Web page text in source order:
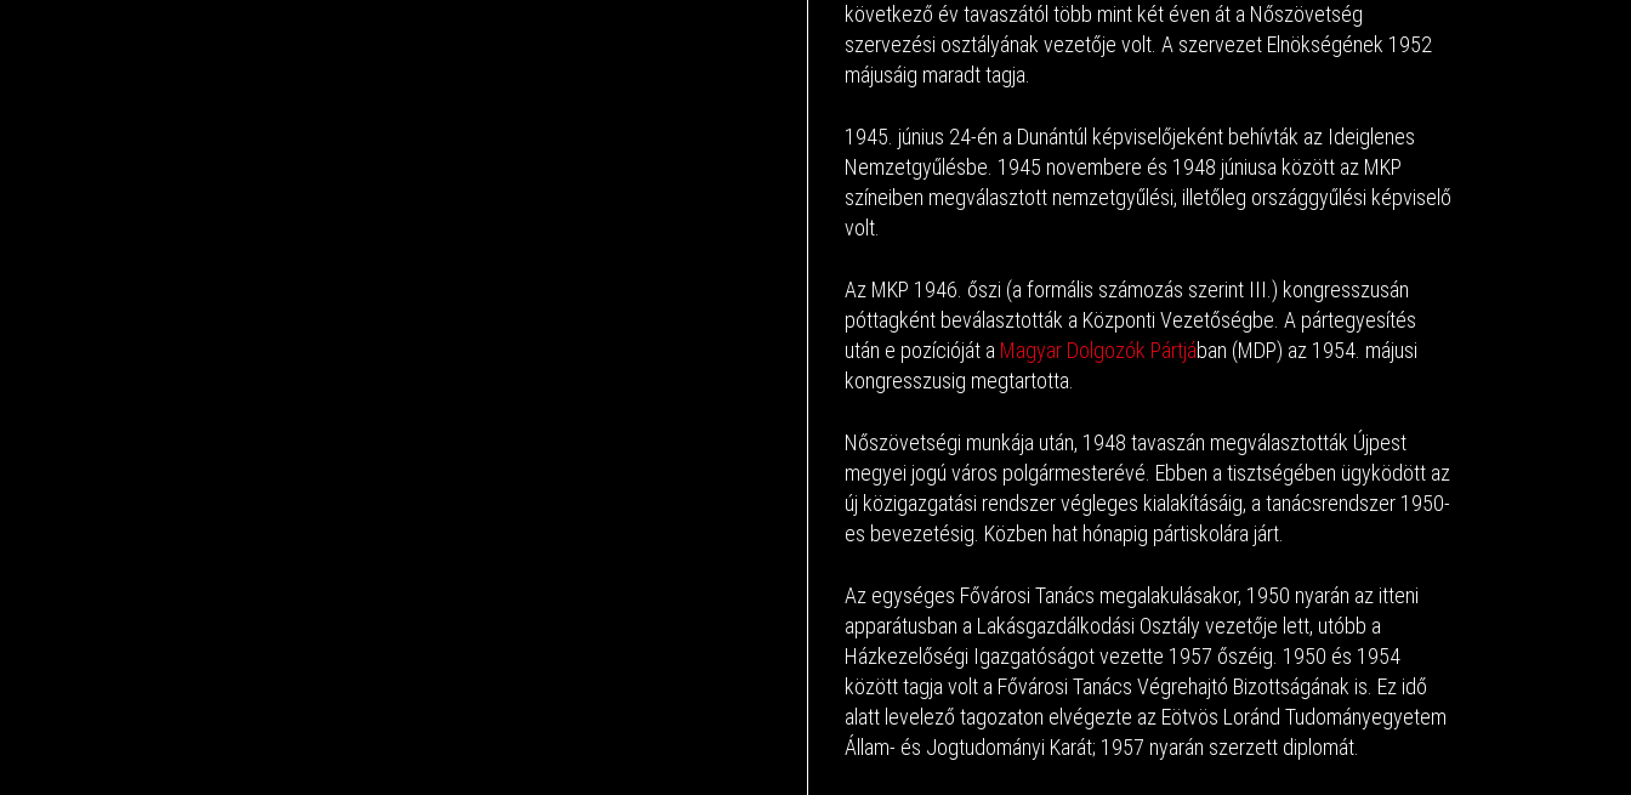
következő év tavaszától több mint két éven át a Nőszövetség
szervezési osztályának vezetője volt. A szervezet Elnökségének 1952
májusáig maradt tagja.
1945. június 24-én a Dunántúl képviselőjeként behívták az Ideiglenes
Nemzetgyűlésbe. 1945 novembere és 1948 júniusa között az MKP
színeiben megválasztott nemzetgyűlési, illetőleg országgyűlési képviselő
volt.
Az MKP 1946. őszi (a formális számozás szerint III.) kongresszusán
póttagként beválasztották a Központi Vezetőségbe. A pártegyesítés
után e pozícióját a Magyar Dolgozók Pártjában (MDP) az 1954. májusi
kongresszusig megtartotta.
Nőszövetségi munkája után, 1948 tavaszán megválasztották Újpest
megyei jogú város polgármesterévé. Ebben a tisztségében ügyködött az
új közigazgatási rendszer végleges kialakításáig, a tanácsrendszer 1950-
es bevezetésig. Közben hat hónapig pártiskolára járt.
Az egységes Fővárosi Tanács megalakulásakor, 1950 nyarán az itteni
apparátusban a Lakásgazdálkodási Osztály vezetője lett, utóbb a
Házkezelőségi Igazgatóságot vezette 1957 őszéig. 1950 és 1954
között tagja volt a Fővárosi Tanács Végrehajtó Bizottságának is. Ez idő
alatt levelező tagozaton elvégezte az Eötvös Loránd Tudományegyetem
Állam- és Jogtudományi Karát; 1957 nyarán szerzett diplomát.